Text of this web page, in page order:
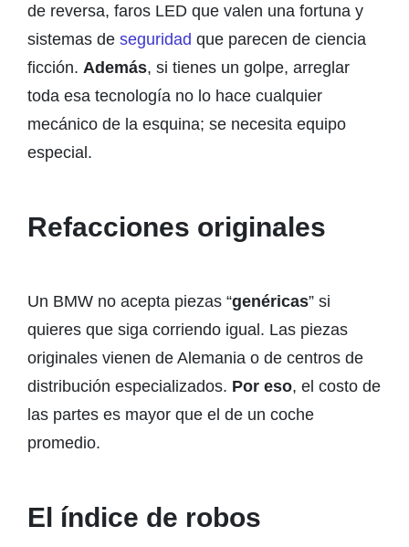
de reversa, faros LED que valen una fortuna y
sistemas de seguridad que parecen de ciencia
ficción. Además, si tienes un golpe, arreglar
toda esa tecnología no lo hace cualquier
mecánico de la esquina; se necesita equipo
especial.
Refacciones originales
Un BMW no acepta piezas “genéricas” si
quieres que siga corriendo igual. Las piezas
originales vienen de Alemania o de centros de
distribución especializados. Por eso, el costo de
las partes es mayor que el de un coche
promedio.
El índice de robos